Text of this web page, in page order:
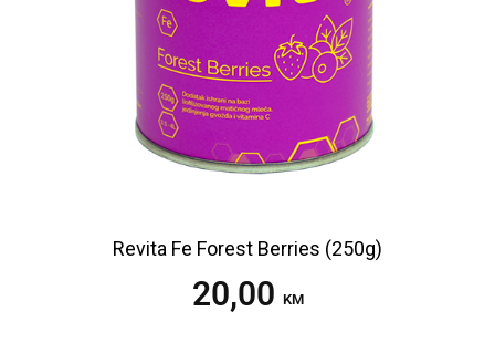
Revita Fe Forest Berries (250g)
20,00 KM